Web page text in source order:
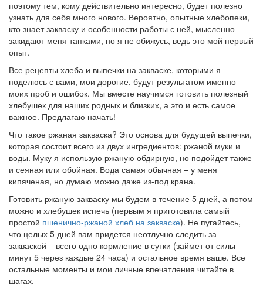
поэтому тем, кому действительно интересно, будет полезно
узнать для себя много нового. Вероятно, опытные хлебопеки,
кто знает закваску и особенности работы с ней, мысленно
закидают меня тапками, но я не обижусь, ведь это мой первый
опыт.
Все рецепты хлеба и выпечки на закваске, которыми я
поделюсь с вами, мои дорогие, будут результатом именно
моих проб и ошибок. Мы вместе научимся готовить полезный
хлебушек для наших родных и близких, а это и есть самое
важное. Предлагаю начать!
Что такое ржаная закваска? Это основа для будущей выпечки,
которая состоит всего из двух ингредиентов: ржаной муки и
воды. Муку я использую ржаную обдирную, но подойдет также
и сеяная или обойная. Вода самая обычная – у меня
кипяченая, но думаю можно даже из-под крана.
Готовить ржаную закваску мы будем в течение 5 дней, а потом
можно и хлебушек испечь (первым я приготовила самый
простой пшенично-ржаной хлеб на закваске). Не пугайтесь,
что целых 5 дней вам придется неотлучно следить за
закваской – всего одно кормление в сутки (займет от силы
минут 5 через каждые 24 часа) и остальное время ваше. Все
остальные моменты и мои личные впечатления читайте в
шагах.